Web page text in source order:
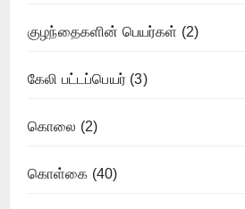
குழந்தைகளின் பெயர்கள் (2)
கேலி பட்டப்பெயர் (3)
கொலை (2)
கொள்கை (40)